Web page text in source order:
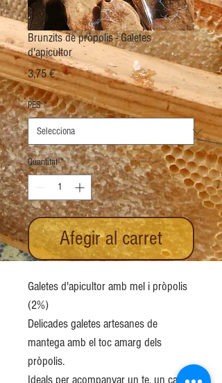
Brunzits de pròpolis - Galetes
d'apicultor
3,75 €Price
PES *
Quantitat *
Afegir al carret
Galetes d'apicultor amb mel i pròpolis
(2%)
Delicades galetes artesanes de
mantega amb el toc amarg dels
pròpolis.
Ideals per acompanyar un te, un cafè o